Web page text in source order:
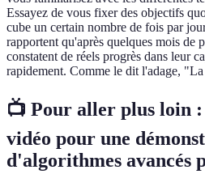
Essayez de vous fixer des objectifs
cube un certain nombre de fois par
rapportent qu'après quelques mois de
constatent de réels progrès dans leur
rapidement. Comme le dit l'adage,
📺 Pour aller plus loin :
vidéo pour une
d'algorithmes avancés